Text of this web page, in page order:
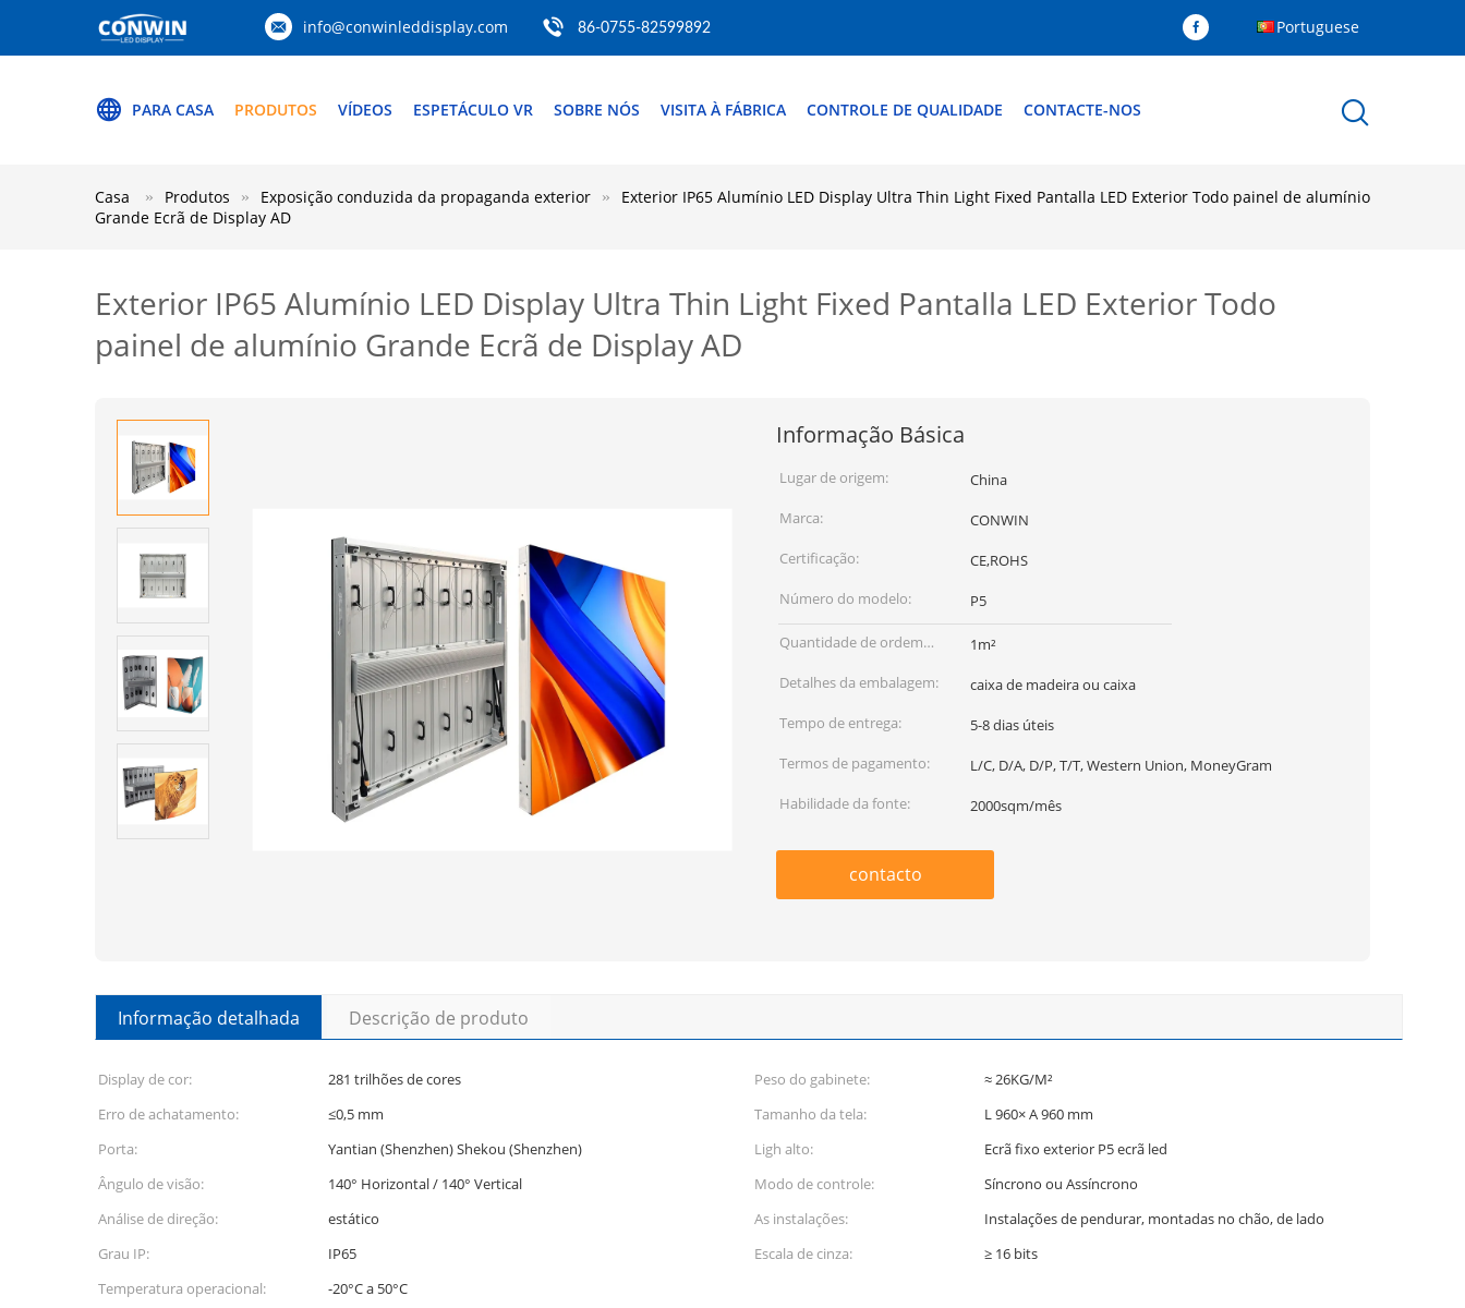
info@conwinleddisplay.com 86-0755-82599892 Portuguese
PARA CASA PRODUTOS VÍDEOS ESPETÁCULO VR SOBRE NÓS VISITA À FÁBRICA CONTROLE DE QUALIDADE CONTACTE-NOS
Casa Produtos Exposição conduzida da propaganda exterior
Exterior IP65 Alumínio LED Display Ultra Thin Light Fixed Pantalla LED Exterior Todo painel de alumínio
Grande Ecrã de Display AD
Exterior IP65 Alumínio LED Display Ultra Thin Light Fixed Pantalla LED Exterior Todo
painel de alumínio Grande Ecrã de Display AD
Informação Básica
Lugar de origem:
China
Marca:
CONWIN
Certificação:
CE,ROHS
Número do modelo:
P5
Quantidade de ordem
mínima:
1m²
Detalhes da embalagem:
caixa de madeira ou caixa
Tempo de entrega:
5-8 dias úteis
Termos de pagamento:
L/C, D/A, D/P, T/T, Western Union, MoneyGram
Habilidade da fonte:
2000sqm/mês
contacto
Informação detalhada Descrição de produto
Display de cor: 281 trilhões de cores Peso do gabinete:
≈ 26KG/M²
Erro de achatamento:
≤0,5 mm Tamanho da tela:
L 960× A 960 mm
Porta:
Yantian (Shenzhen) Shekou (Shenzhen) Ligh alto:
Ecrã fixo exterior P5 ecrã led
Ângulo de visão:
140° Horizontal / 140° Vertical Modo de controle:
Síncrono ou Assíncrono
Análise de direção:
estático As instalações:
Instalações de pendurar, montadas no chão, de lado
Grau IP:
IP65 Escala de cinza:
≥ 16 bits
Temperatura operacional:
-20°C a 50°C